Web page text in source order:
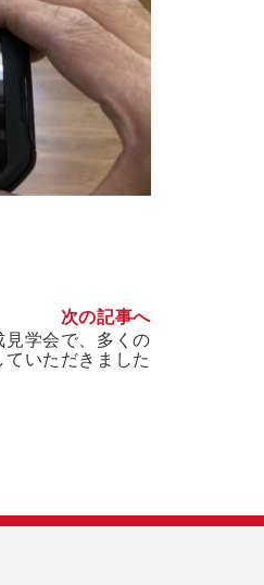
次の記事へ
学会で、多くの
いただきました